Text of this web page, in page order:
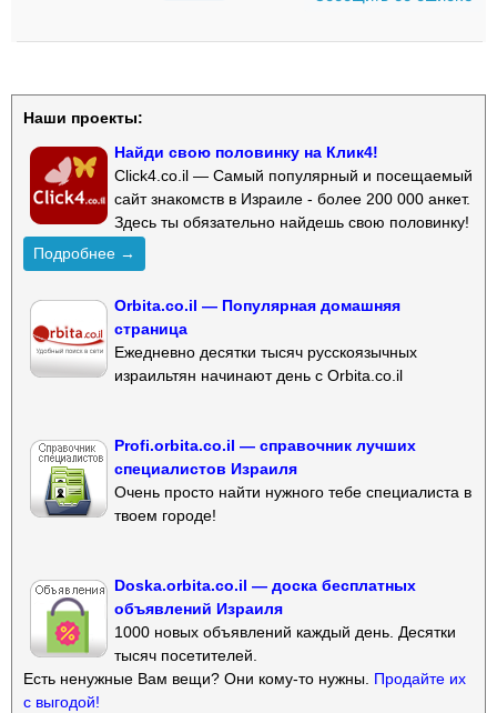
Наши проекты:
Найди свою половинку на Клик4!
Click4.co.il — Самый популярный и посещаемый
сайт знакомств в Израиле - более 200 000 анкет.
Здесь ты обязательно найдешь свою половинку!
Подробнее →
Orbita.co.il — Популярная домашняя
страница
Ежедневно десятки тысяч русскоязычных
израильтян начинают день с Orbita.co.il
Profi.orbita.co.il — справочник лучших
специалистов Израиля
Очень просто найти нужного тебе специалиста в
твоем городе!
Doska.orbita.co.il — доска бесплатных
объявлений Израиля
1000 новых объявлений каждый день. Десятки
тысяч посетителей.
Есть ненужные Вам вещи? Они кому-то нужны. Продайте их
с выгодой!